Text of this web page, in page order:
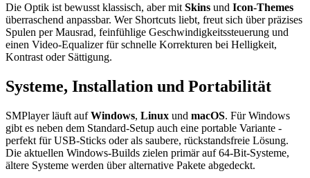
Die Optik ist bewusst klassisch, aber mit Skins und Icon-Themes
überraschend anpassbar. Wer Shortcuts liebt, freut sich über präzises
Spulen per Mausrad, feinfühlige Geschwindigkeitssteuerung und
einen Video-Equalizer für schnelle Korrekturen bei Helligkeit,
Kontrast oder Sättigung.
Systeme, Installation und Portabilität
SMPlayer läuft aufWindows, Linux und macOS. Für Windows
gibt es neben dem Standard-Setup auch eine portable Variante -
perfekt für USB-Sticks oder als saubere, rückstandsfreie Lösung.
Die aktuellen Windows-Builds zielen primär auf 64-Bit-Systeme,
ältere Systeme werden über alternative Pakete abgedeckt.